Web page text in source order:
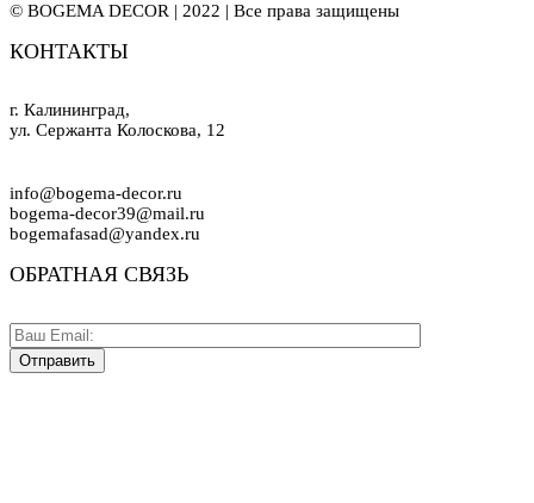
© BOGEMA DECOR | 2022 | Все права защищены
КОНТАКТЫ
г. Калининград,
ул. Сержанта Колоскова, 12
info@bogema-decor.ru
bogema-decor39@mail.ru
bogemafasad@yandex.ru
ОБРАТНАЯ СВЯЗЬ